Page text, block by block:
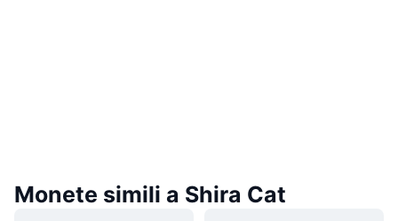
Monete simili a Shira Cat